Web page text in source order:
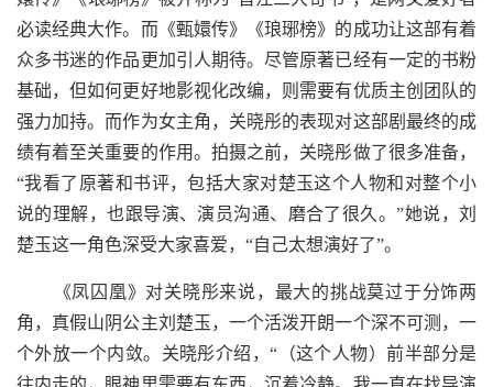
必读经典大作。而《甄嬛传》《琅琊榜》的成功让这部有着
众多书迷的作品更加引人期待。尽管原著已经有一定的书粉
基础，但如何更好地影视化改编，则需要有优质主创团队的
强力加持。而作为女主角，关晓彤的表现对这部剧最终的成
绩有着至关重要的作用。拍摄之前，关晓彤做了很多准备，
“我看了原著和书评，包括大家对楚玉这个人物和对整个小
说的理解，也跟导演、演员沟通、磨合了很久。”她说，刘
楚玉这一角色深受大家喜爱，“自己太想演好了”。
《凤囚凰》对关晓彤来说，最大的挑战莫过于分饰两
角，真假山阴公主刘楚玉，一个活泼开朗一个深不可测，一
个外放一个内敛。关晓彤介绍，“（这个人物）前半部分是